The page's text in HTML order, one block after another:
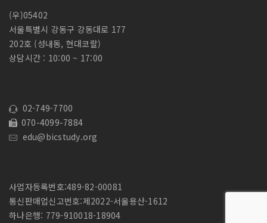
(우)05402
서울특별시 강동구 강동대로 177
202호 (성내동, 현대코랄)
상담시간 : 10:00 ~ 17:00
02-749-7700
070-4099-7884
edu@bicstudy.org
사업자등록번호:489-82-00081
통신판매업신고번호:제2022-서울용산-1612
하나은행: 779-910018-18904